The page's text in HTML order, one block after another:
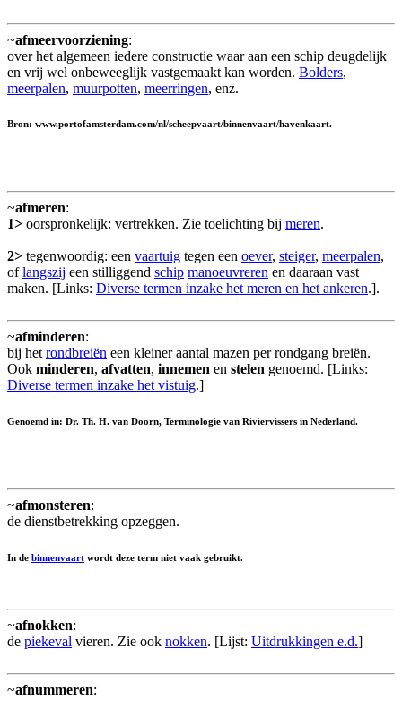
~afmeervoorziening:
over het algemeen iedere constructie waar aan een schip deugdelijk
en vrij wel onbeweeglijk vastgemaakt kan worden. Bolders,
meerpalen, muurpotten, meerringen, enz.
Bron: www.portofamsterdam.com/nl/scheepvaart/binnenvaart/havenkaart.
~afmeren:
1> oorspronkelijk: vertrekken. Zie toelichting bij meren.
2> tegenwoordig: een vaartuig tegen een oever, steiger, meerpalen,
oflangszij een stilliggend schip manoeuvreren en daaraan vast
maken. [Links: Diverse termen inzake het meren en het ankeren.].
~afminderen:
bij hetrondbreiën een kleiner aantal mazen per rondgang breiën.
Ook minderen, afvatten, innemen en stelen genoemd. [Links:
Diverse termen inzake het vistuig.]
Genoemd in: Dr. Th. H. van Doorn, Terminologie van Riviervissers in Nederland.
~afmonsteren:
de dienstbetrekking opzeggen.
In de binnenvaart wordt deze term niet vaak gebruikt.
~afnokken:
de piekeval vieren. Zie ook nokken. [Lijst: Uitdrukkingen e.d.]
~afnummeren: